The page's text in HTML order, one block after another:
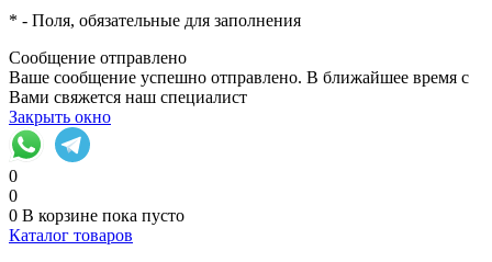
* - Поля, обязательные для заполнения
Сообщение отправлено
Ваше сообщение успешно отправлено. В ближайшее время с
Вами свяжется наш специалист
Закрыть окно
0
0
0 В корзине пока пусто
Каталог товаров